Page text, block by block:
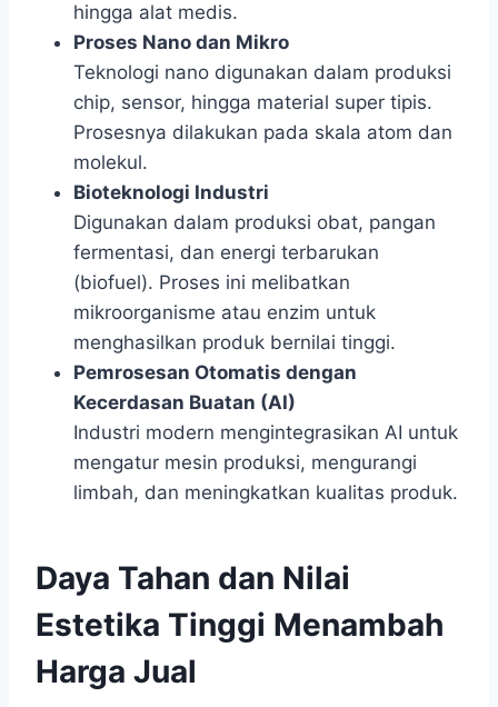
hingga alat medis.
Proses Nano dan Mikro
Teknologi nano digunakan dalam produksi
chip, sensor, hingga material super tipis.
Prosesnya dilakukan pada skala atom dan
molekul.
Bioteknologi Industri
Digunakan dalam produksi obat, pangan
fermentasi, dan energi terbarukan
(biofuel). Proses ini melibatkan
mikroorganisme atau enzim untuk
menghasilkan produk bernilai tinggi.
Pemrosesan Otomatis dengan
Kecerdasan Buatan (AI)
Industri modern mengintegrasikan AI untuk
mengatur mesin produksi, mengurangi
limbah, dan meningkatkan kualitas produk.
Daya Tahan dan Nilai
Estetika Tinggi Menambah
Harga Jual